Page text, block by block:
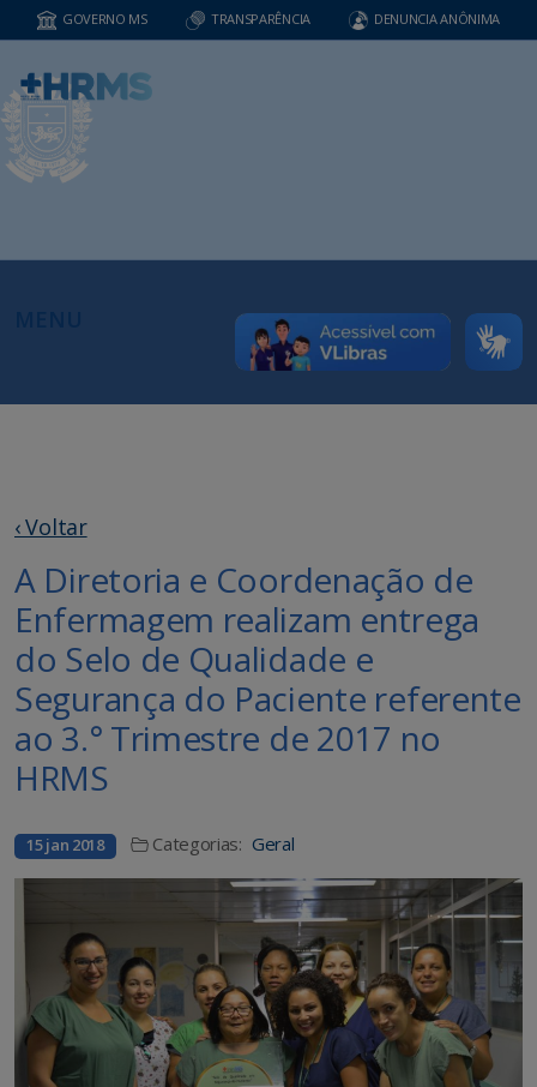
GOVERNO MS TRANSPARÊNCIA DENUNCIA ANÔNIMA
‹ Voltar
A Diretoria e Coordenação de
Enfermagem realizam entrega
do Selo de Qualidade e
Segurança do Paciente referente
ao 3.° Trimestre de 2017 no
HRMS
15 jan 2018 Categorias: Geral